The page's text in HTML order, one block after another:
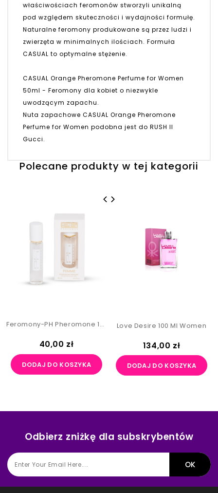
właściwościach feromonów stworzyli unikalną
pod względem skuteczności i wydajności formułę.
Naturalne feromony produkowane są przez ludzi i
zwierzęta w minimalnych ilościach. Formuła
CASUAL to optymalne stężenie.
CASUAL Orange Pheromone Perfume for Women
50ml - Feromony dla kobiet o niezwykle
uwodzącym zapachu.
Nuta zapachowe CASUAL Orange Pheromone
Perfume for Women podobna jest do RUSH II
Gucci.
Polecane produkty w tej kategorii
Feromony-PH Pheromone 15 Ml WOMAN "6"
Cena
40,00 zł
DODAJ DO KOSZYKA
Love Desire 100 Ml Women
Cena
134,00 zł
DODAJ DO KOSZYKA
Odbierz zniżkę dla subskrybentów